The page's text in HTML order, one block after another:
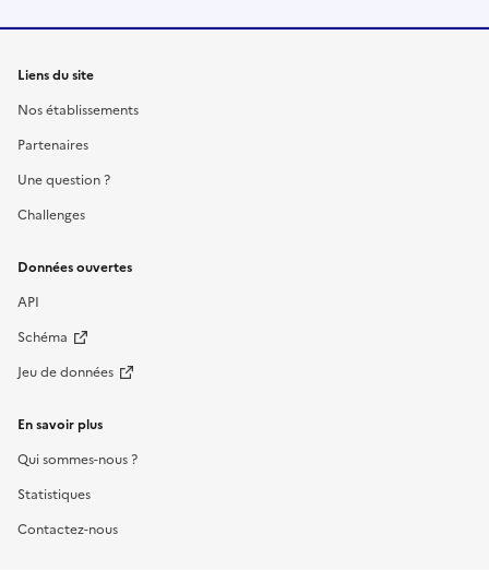
Liens du site
Nos établissements
Partenaires
Une question ?
Challenges
Données ouvertes
API
Schéma
Jeu de données
En savoir plus
Qui sommes-nous ?
Statistiques
Contactez-nous